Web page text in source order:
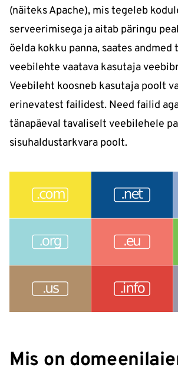
(näiteks Apache), mis tegeleb
serveerimisega ja aitab päringu
öelda kokku panna, saates andmed
veebilehte vaatava kasutaja
Veebileht koosneb kasutaja poolt
erinevatest failidest. Need failid
tänapäeval tavaliselt veebilehele
sisuhaldustarkvara poolt.
Mis on